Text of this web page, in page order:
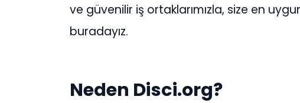
ve güvenilir iş ortaklarımızla, size en
buradayız.
Neden Disci.org?